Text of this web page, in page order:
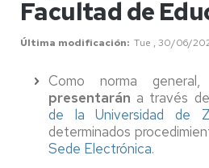
Facultad de
Última modificación Tue , 30/06/
Como norma
presentarán a través
de la Universidad de
determinados
Sede Electrónica.